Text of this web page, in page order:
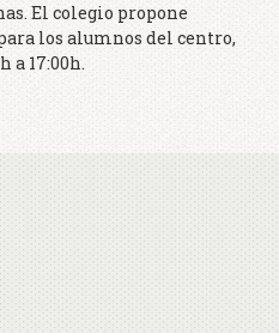
El colegio propone
los alumnos del centro,
a 17:00h.